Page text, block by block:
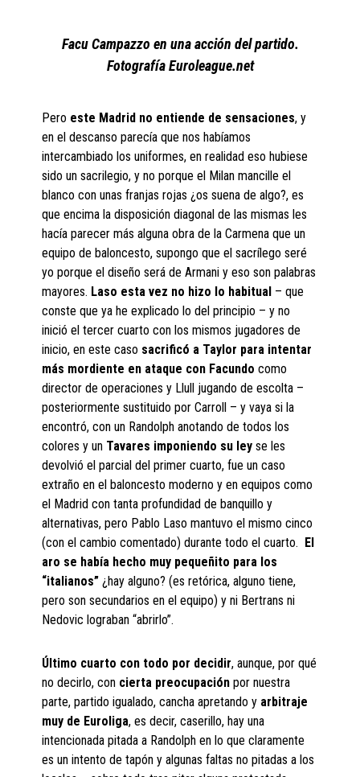
Facu Campazzo en una acción del partido.
Fotografía Euroleague.net
Pero este Madrid no entiende de sensaciones, y
en el descanso parecía que nos habíamos
intercambiado los uniformes, en realidad eso hubiese
sido un sacrilegio, y no porque el Milan mancille el
blanco con unas franjas rojas ¿os suena de algo?, es
que encima la disposición diagonal de las mismas les
hacía parecer más alguna obra de la Carmena que un
equipo de baloncesto, supongo que el sacrílego seré
yo porque el diseño será de Armani y eso son palabras
mayores. Laso esta vez no hizo lo habitual – que
conste que ya he explicado lo del principio – y no
inició el tercer cuarto con los mismos jugadores de
inicio, en este caso sacrificó a Taylor para intentar
más mordiente en ataque con Facundo como
director de operaciones y Llull jugando de escolta –
posteriormente sustituido por Carroll – y vaya si la
encontró, con un Randolph anotando de todos los
colores y un Tavares imponiendo su ley se les
devolvió el parcial del primer cuarto, fue un caso
extraño en el baloncesto moderno y en equipos como
el Madrid con tanta profundidad de banquillo y
alternativas, pero Pablo Laso mantuvo el mismo cinco
(con el cambio comentado) durante todo el cuarto. El
aro se había hecho muy pequeñito para los
“italianos” ¿hay alguno? (es retórica, alguno tiene,
pero son secundarios en el equipo) y ni Bertrans ni
Nedovic lograban “abrirlo”.
Último cuarto con todo por decidir, aunque, por qué
no decirlo, con cierta preocupación por nuestra
parte, partido igualado, cancha apretando y arbitraje
muy de Euroliga, es decir, caserillo, hay una
intencionada pitada a Randolph en lo que claramente
es un intento de tapón y algunas faltas no pitadas a los